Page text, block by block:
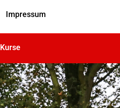
Impressum
Kurse